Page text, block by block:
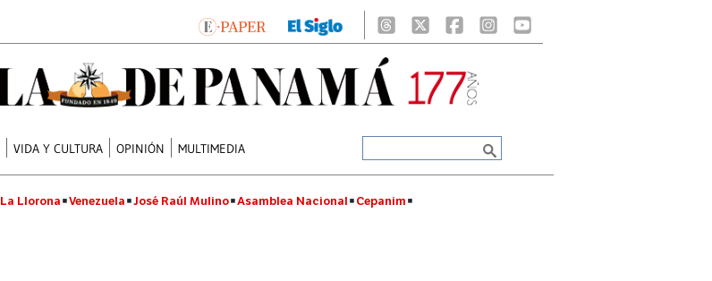
VIDA Y CULTURA OPINIÓN MULTIMEDIA
La Llorona Venezuela José Raúl Mulino Asamblea Nacional Cepanim